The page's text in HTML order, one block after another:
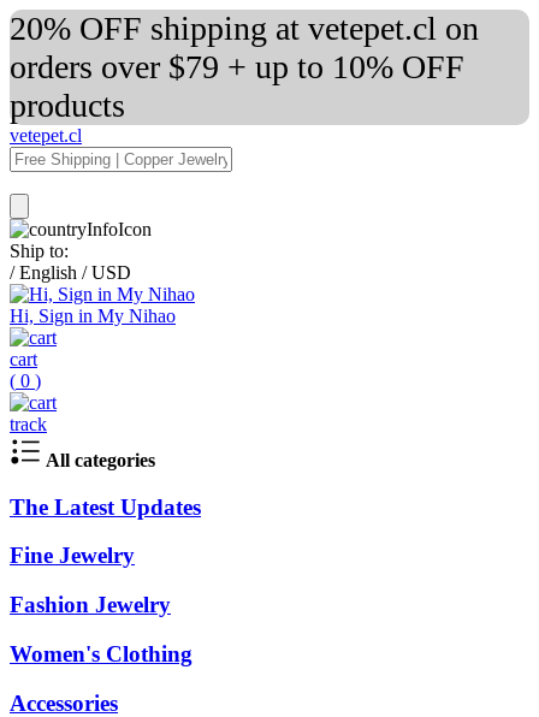
20% OFF shipping at vetepet.cl on
orders over $79 + up to 10% OFF
products
vetepet.cl
Ship to:
/ English / USD
Hi, Sign in My Nihao
cart
( 0 )
track
All categories
The Latest Updates
Fine Jewelry
Fashion Jewelry
Women's Clothing
Accessories